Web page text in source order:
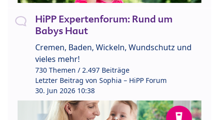
HiPP Expertenforum: Rund um
Babys Haut
Cremen, Baden, Wickeln, Wundschutz und
vieles mehr!
730 Themen / 2.497 Beiträge
Letzter Beitrag von Sophia – HiPP Forum
30. Jun 2026 10:38